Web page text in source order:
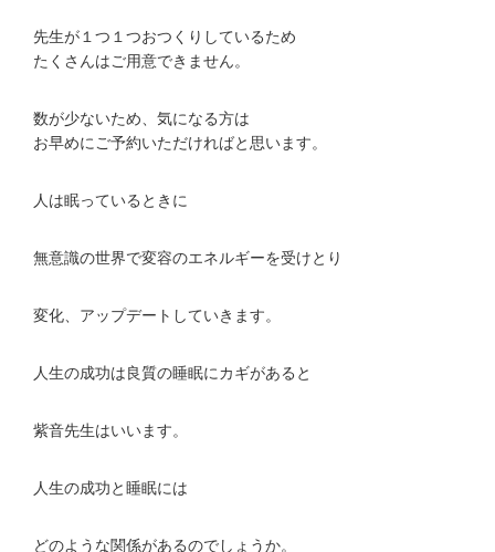
先生が１つ１つおつくりしているため
たくさんはご用意できません。
数が少ないため、気になる方は
お早めにご予約いただければと思います。
人は眠っているときに
無意識の世界で変容のエネルギーを受けとり
変化、アップデートしていきます。
人生の成功は良質の睡眠にカギがあると
紫音先生はいいます。
人生の成功と睡眠には
どのような関係があるのでしょうか。